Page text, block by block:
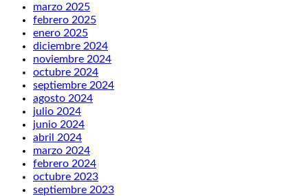
marzo 2025
febrero 2025
enero 2025
diciembre 2024
noviembre 2024
octubre 2024
septiembre 2024
agosto 2024
julio 2024
junio 2024
abril 2024
marzo 2024
febrero 2024
octubre 2023
septiembre 2023